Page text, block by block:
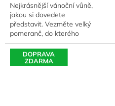
Nejkrásnější vánoční vůně,
jakou si dovedete
představit. Vezměte velký
pomeranč, do kterého
zapícháte hřebíček. Díky tomu
se z...DOPRAVA
ZDARMA